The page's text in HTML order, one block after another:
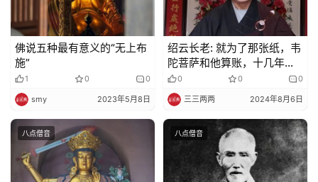
佛说五种最有意义的“无上布
施”
1 0 0
smy 2023年5月8日
绍云长老: 就为了那张纸，韦
陀菩萨和他算账，十几年要
赔三匹布
0 0 0
三三两两 2024年8月6日
八点僧音 八点僧音